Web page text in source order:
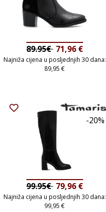
89.95€ 71,96 €
Najniža cijena u posljednjih 30 dana:
89,95€
-20%
99.95€ 79,96 €
Najniža cijena u posljednjih 30 dana:
99,95€